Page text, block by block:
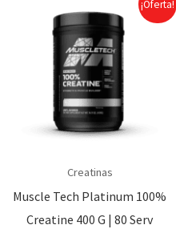
¡Oferta!
Creatinas
Muscle Tech Platinum 100%
Creatine 400 G | 80 Serv